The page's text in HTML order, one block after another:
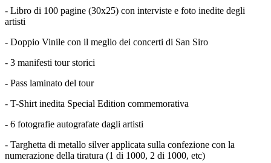
- Libro di 100 pagine (30x25) con interviste e foto inedite degli
artisti
- Doppio Vinile con il meglio dei concerti di San Siro
- 3 manifesti tour storici
- Pass laminato del tour
- T-Shirt inedita Special Edition commemorativa
- 6 fotografie autografate dagli artisti
- Targhetta di metallo silver applicata sulla confezione con la
numerazione della tiratura (1 di 1000, 2 di 1000, etc)